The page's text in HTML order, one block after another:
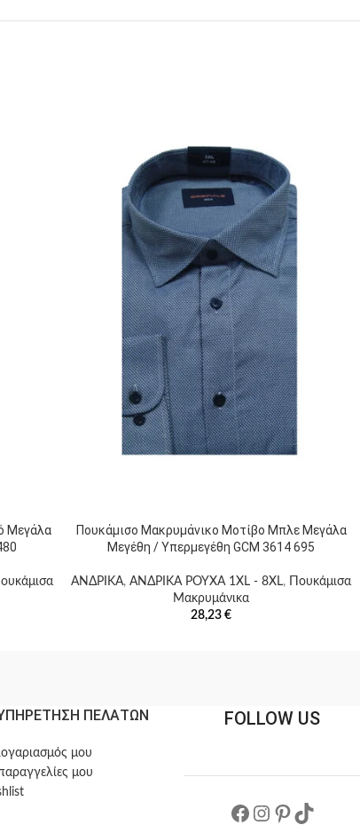
Μεγάλα
Πουκάμισο Μακρυμάνικο Μοτίβο Μπλε Μεγάλα
Μεγέθη / Υπερμεγέθη GCM 3614 695
ΑΝΔΡΙΚΑ, ΑΝΔΡΙΚΑ ΡΟΥΧΑ 1XL - 8XL,
Πουκάμισα
Μακρυμάνικα
28,23 €
ΠΕΛΑΤΩΝ
μου
μου
FOLLOW US